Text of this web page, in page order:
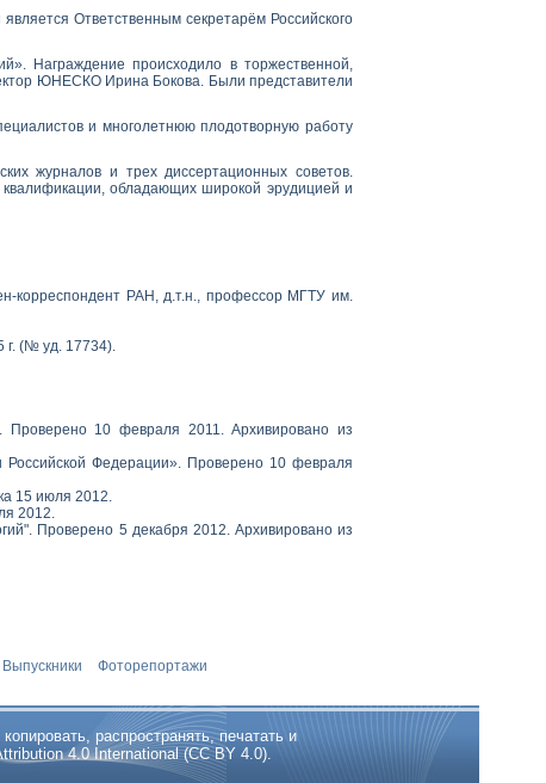
Ответственным секретарём Российского
Награждение происходило в торжественной,
ЮНЕСКО Ирина Бокова. Были представители
и многолетнюю плодотворную работу
журналов и трех диссертационных советов.
обладающих широкой эрудицией и
корреспондент РАН, д.т.н., профессор МГТУ им.
г. (№ уд. 17734).
Проверено 10 февраля 2011. Архивировано из
Федерации». Проверено 10 февраля
15 июля 2012.
2012.
Проверено 5 декабря 2012. Архивировано из
Выпускники Фоторепортажи
распространять, печатать и
4.0 International (CC BY 4.0).